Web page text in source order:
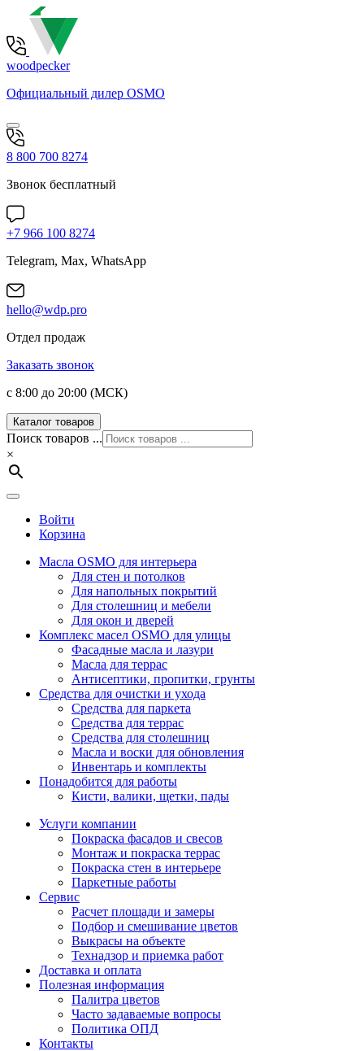
woodpecker
Официальный дилер OSMO
8 800 700 8274
Звонок бесплатный
+7 966 100 8274
Telegram, Max, WhatsApp
hello@wdp.pro
Отдел продаж
Заказать звонок
с 8:00 до 20:00 (МСК)
Каталог товаров
Поиск товаров ...
×
Войти
Корзина
Масла OSMO для интерьера
Для стен и потолков
Для напольных покрытий
Для столешниц и мебели
Для окон и дверей
Комплекс масел OSMO для улицы
Фасадные масла и лазури
Масла для террас
Антисептики, пропитки, грунты
Средства для очистки и ухода
Средства для паркета
Средства для террас
Средства для столешниц
Масла и воски для обновления
Инвентарь и комплекты
Понадобится для работы
Кисти, валики, щетки, пады
Услуги компании
Покраска фасадов и свесов
Монтаж и покраска террас
Покраска стен в интерьере
Паркетные работы
Сервис
Расчет площади и замеры
Подбор и смешивание цветов
Выкрасы на объекте
Технадзор и приемка работ
Доставка и оплата
Полезная информация
Палитра цветов
Часто задаваемые вопросы
Политика ОПД
Контакты